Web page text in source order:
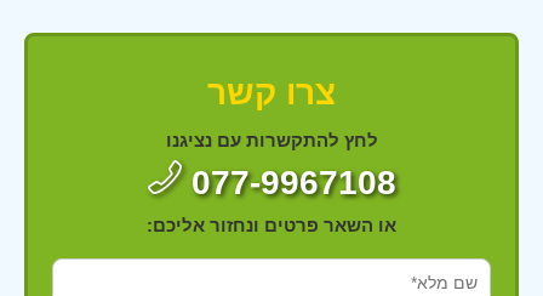
צרו קשר
לחץ להתקשרות עם נציגנו
077-9967108
או השאר פרטים ונחזור אליכם: